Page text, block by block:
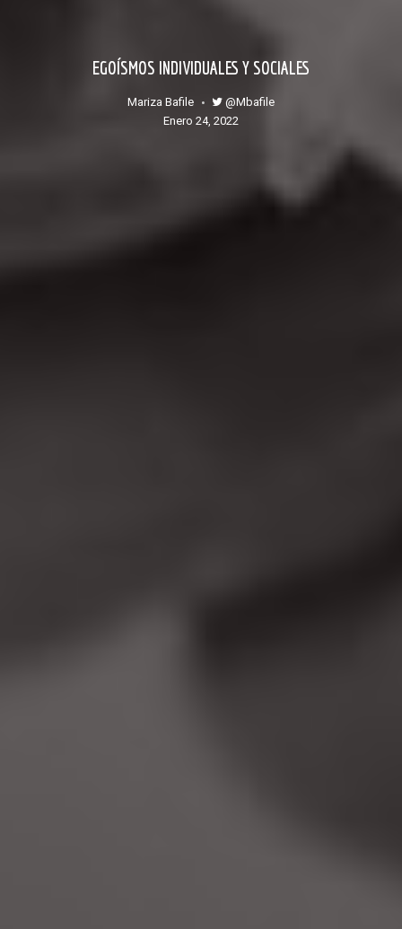
EGOÍSMOS INDIVIDUALES Y SOCIALES
Mariza Bafile
@mbafile
enero 24, 2022